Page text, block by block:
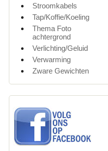
Stroomkabels
Tap/Koffie/Koeling
Thema Foto
achtergrond
Verlichting/Geluid
Verwarming
Zware Gewichten